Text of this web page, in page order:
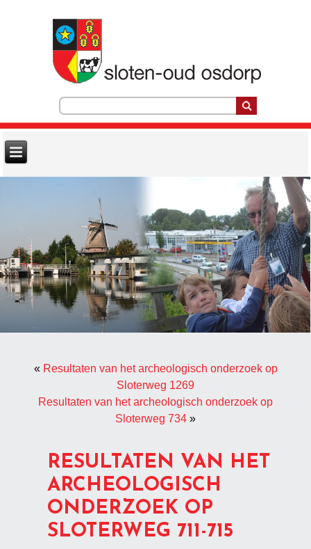
« Resultaten van het archeologisch onderzoek op
Sloterweg 1269
Resultaten van het archeologisch onderzoek op
Sloterweg 734 »
RESULTATEN VAN HET
ARCHEOLOGISCH
ONDERZOEK OP
SLOTERWEG 711-715